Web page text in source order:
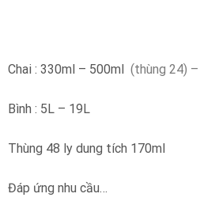
Chai : 330ml – 500ml (thùng 24)
Bình : 5L – 19L
Thùng 48 ly dung tích 170ml
Đáp ứng nhu cầu…